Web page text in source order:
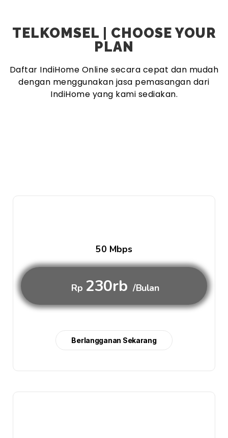
TELKOMSEL | CHOOSE YOUR
PLAN
Daftar IndiHome Online secara cepat dan mudah
dengan menggunakan jasa pemasangan dari
IndiHome yang kami sediakan.
50 Mbps
Rp 230rb /Bulan
Berlangganan Sekarang